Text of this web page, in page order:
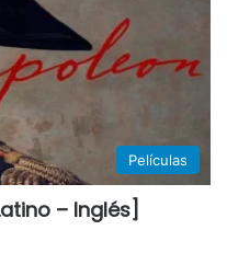
Películas
– Inglés]